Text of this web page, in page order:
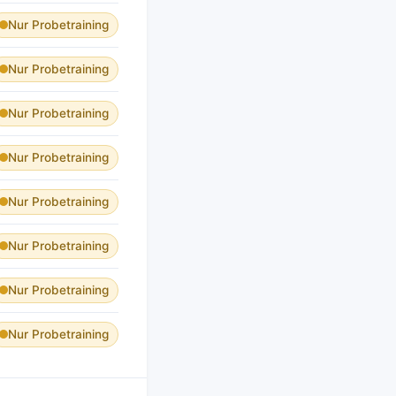
Nur Probetraining
Nur Probetraining
Nur Probetraining
Nur Probetraining
Nur Probetraining
Nur Probetraining
Nur Probetraining
Nur Probetraining